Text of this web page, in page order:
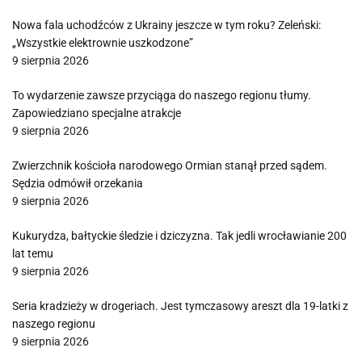
Nowa fala uchodźców z Ukrainy jeszcze w tym roku? Zeleński:
„Wszystkie elektrownie uszkodzone”
9 sierpnia 2026
To wydarzenie zawsze przyciąga do naszego regionu tłumy.
Zapowiedziano specjalne atrakcje
9 sierpnia 2026
Zwierzchnik kościoła narodowego Ormian stanął przed sądem.
Sędzia odmówił orzekania
9 sierpnia 2026
Kukurydza, bałtyckie śledzie i dziczyzna. Tak jedli wrocławianie 200
lat temu
9 sierpnia 2026
Seria kradzieży w drogeriach. Jest tymczasowy areszt dla 19-latki z
naszego regionu
9 sierpnia 2026